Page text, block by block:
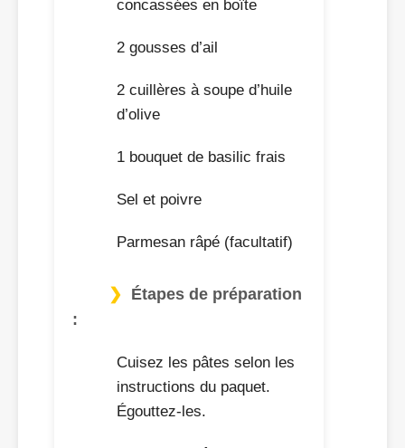
concassées en boîte
2 gousses d’ail
2 cuillères à soupe d’huile
d’olive
1 bouquet de basilic frais
Sel et poivre
Parmesan râpé (facultatif)
Étapes de préparation
:
Cuisez les pâtes selon les
instructions du paquet.
Égouttez-les.